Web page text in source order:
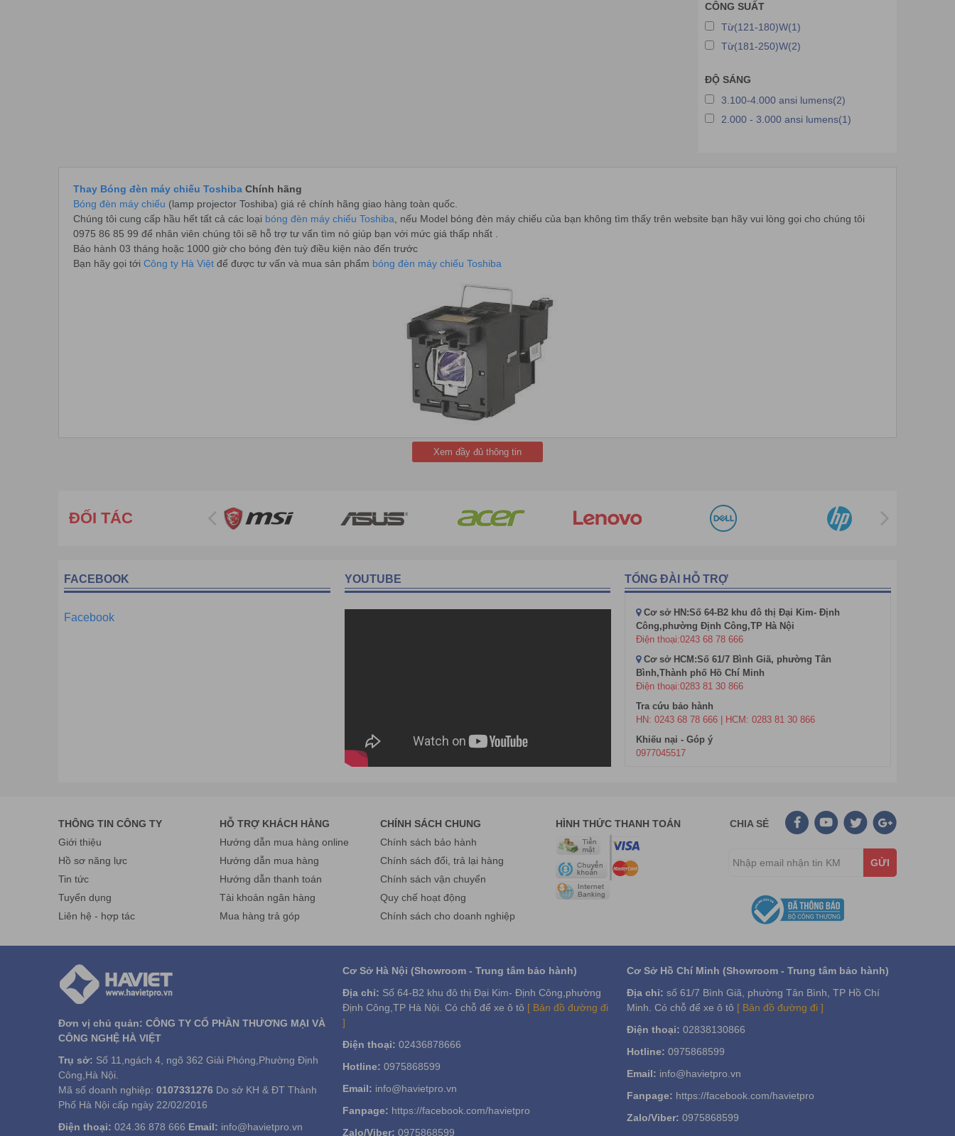
Bóng đèn máy chiếu 3M
Bóng đèn máy chiếu Sanyo
CÔNG SUẤT
Từ(121-180)W(1)
Từ(181-250)W(2)
ĐỘ SÁNG
3.100-4.000 ansi lumens(2)
2.000 - 3.000 ansi lumens(1)
Thay Bóng đèn máy chiếu Toshiba Chính hãng
Bóng đèn máy chiếu (lamp projector Toshiba) giá rẻ chính hãng giao hàng toàn quốc.
Chúng tôi cung cấp hầu hết tất cả các loại bóng đèn máy chiếu Toshiba , nếu Model bóng đèn máy chiếu của bạn không tìm thấy trên website bạn hãy vui lòng gọi cho chúng tôi
0975 86 85 99 để nhân viên chúng tôi sẽ hỗ trợ tư vấn tìm nó giúp bạn với mức giá thấp nhất .
Bảo hành 03 tháng hoặc 1000 giờ cho bóng đèn tuỳ điều kiện nào đến trước
Bạn hãy gọi tới Công ty Hà Việt để được tư vấn và mua sản phẩm bóng đèn máy chiếu Toshiba
Điện thoại: 024.36 878 666 Fax:024.322 168 55 Hotline: 0975 86 85 99
Cơ sở HCM: số 61/7 Bình Giã, phường 13, quận Tân Bình, Thành phố Hồ Chí Minh.
Xem đầy đủ thông tin
ĐỐI TÁC
FACEBOOK
Facebook
YOUTUBE TỔNG ĐÀI HỖ TRỢ
Cơ sở HN:Số 64-B2 khu đô thị Đại Kim- Định
Công,phường Định Công,TP Hà Nội
Điện thoại:0243 68 78 666
Cơ sở HCM:Số 61/7 Bình Giã, phường Tân
Bình,Thành phố Hồ Chí Minh
Điện thoại:0283 81 30 866
Tra cứu bảo hành
HN: 0243 68 78 666 | HCM: 0283 81 30 866
Khiếu nại - Góp ý
0977045517
THÔNG TIN CÔNG TY
Giới thiệu
Hồ sơ năng lực
Tin tức
Tuyển dụng
Liên hệ - hợp tác
HỖ TRỢ KHÁCH HÀNG
Hướng dẫn mua hàng online
Hướng dẫn mua hàng
Hướng dẫn thanh toán
Tài khoản ngân hàng
Mua hàng trả góp
CHÍNH SÁCH CHUNG
Chính sách bảo hành
Chính sách đổi, trả lại hàng
Chính sách vận chuyển
Quy chế hoạt động
Chính sách cho doanh nghiệp
HÌNH THỨC THANH TOÁN CHIA SẺ
GỬI
Đơn vị chủ quản: CÔNG TY CỔ PHẦN THƯƠNG MẠI VÀ
CÔNG NGHỆ HÀ VIỆT
Trụ sở: Số 11,ngách 4, ngõ 362 Giải Phóng,Phường Định
Công,Hà Nội.
Mã số doanh nghiệp: 0107331276 Do sở KH & ĐT Thành
Phố Hà Nội cấp ngày 22/02/2016
Điện thoại: 024.36 878 666 Email: info@havietpro.vn
Cơ Sở Hà Nội (Showroom - Trung tâm bảo hành)
Địa chỉ: Số 64-B2 khu đô thị Đại Kim- Định Công,phường
Định Công,TP Hà Nội. Có chỗ để xe ô tô [ Bản đồ đường đi
]
Điện thoại: 02436878666
Hotline: 0975868599
Email: info@havietpro.vn
Fanpage: https://facebook.com/havietpro
Zalo/Viber: 0975868599
Cơ Sở Hồ Chí Minh (Showroom - Trung tâm bảo hành)
Địa chỉ: số 61/7 Bình Giã, phường Tân Bình, TP Hồ Chí
Minh. Có chỗ để xe ô tô [ Bản đồ đường đi ]
Điện thoại: 02838130866
Hotline: 0975868599
Email: info@havietpro.vn
Fanpage: https://facebook.com/havietpro
Zalo/Viber: 0975868599